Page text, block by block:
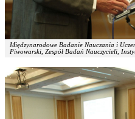
Międzynarodowe Badanie Nauczania i
Piwowarski, Zespół Badań Nauczycieli,